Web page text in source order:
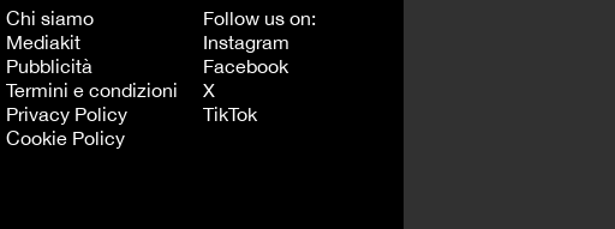
Chi siamo
Mediakit
Pubblicità
Termini e condizioni
Privacy Policy
Cookie Policy
Follow us on:
Instagram
Facebook
X
TikTok